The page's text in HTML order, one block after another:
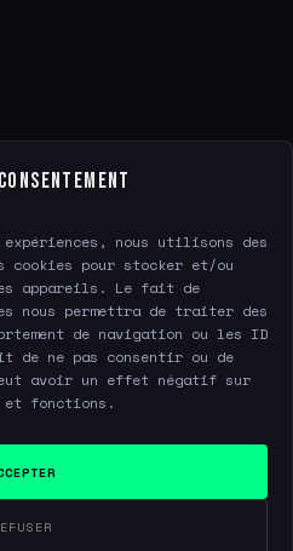
nous utilisons des
pour stocker et/ou
appareils. Le fait de
nous permettra de traiter des
de navigation ou les ID
de ne pas consentir ou de
avoir un effet négatif sur
et fonctions.